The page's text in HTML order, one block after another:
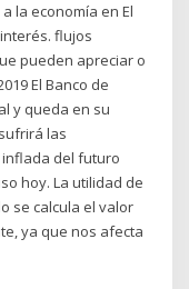
la economía en El
flujos
pueden apreciar o
El Banco de
y queda en su
las
inflada del futuro
hoy. La utilidad de
se calcula el valor
ya que nos afecta